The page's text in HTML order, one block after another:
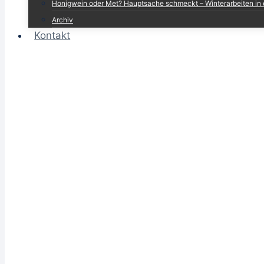
Honigwein oder Met? Hauptsache schmeckt – Winterarbeiten in
Archiv
Kontakt